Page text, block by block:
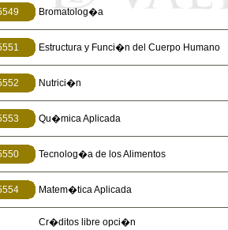
Bromatolog�a
Estructura y Funci�n del Cuerpo Humano
Nutrici�n
Qu�mica Aplicada
Tecnolog�a de los Alimentos
Matem�tica Aplicada
Cr�ditos libre opci�n